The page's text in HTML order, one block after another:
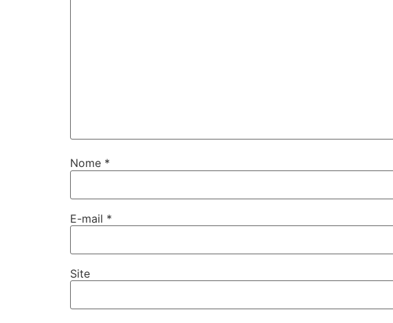
Nome *
E-mail *
Site